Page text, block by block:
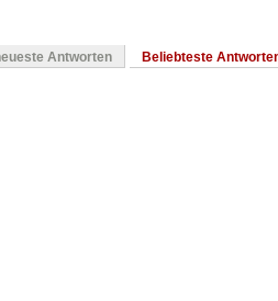
Antworten Beliebteste